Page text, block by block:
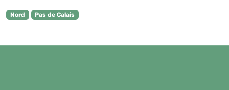
Nord Pas de Calais